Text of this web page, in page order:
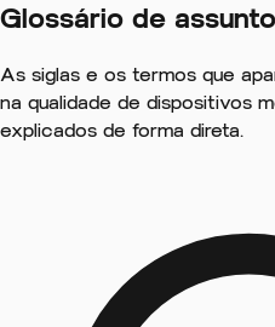
Glossário de
As siglas e os termos que
na qualidade de dispositivos
explicados de forma direta.